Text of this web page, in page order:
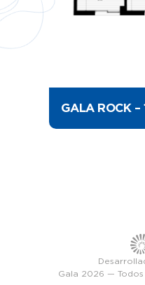
GALA ROCK –
Gala 2026 — Todos